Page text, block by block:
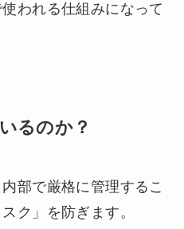
われる仕組みになって
るのか？
部で厳格に管理するこ
ク」を防ぎます。